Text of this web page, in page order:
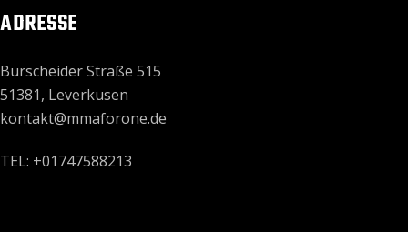
ADRESSE
Burscheider Straße 515
51381, Leverkusen
kontakt@mmaforone.de
TEL: +01747588213